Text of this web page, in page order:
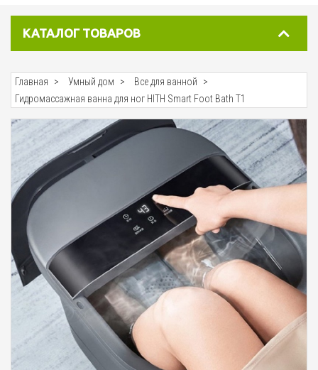
КАТАЛОГ ТОВАРОВ
Главная Умный дом
Все для ванной
Гидромассажная ванна для ног HITH Smart Foot Bath T1